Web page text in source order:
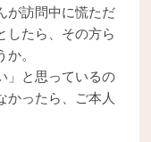
が訪問中に慌ただ
したら、その方ら
。
」と思っているの
かったら、ご本人